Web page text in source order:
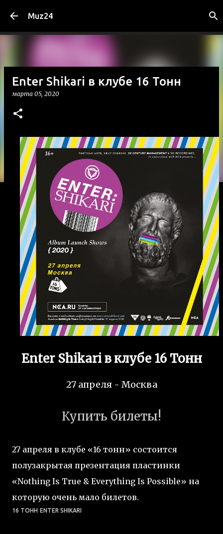
Muz24
Enter Shikari в клубе 16 Тонн
марта 05, 2020
Enter Shikari в клубе 16 Тонн
27 апреля - Москва
Купить билеты!
27 апреля в клубе «16 тонн» состоится
полузакрытая презентация пластинки
«Nothing Is True & Everything Is Possible» на
которую очень мало билетов.
16 ТОНН ENTER SHIKARI